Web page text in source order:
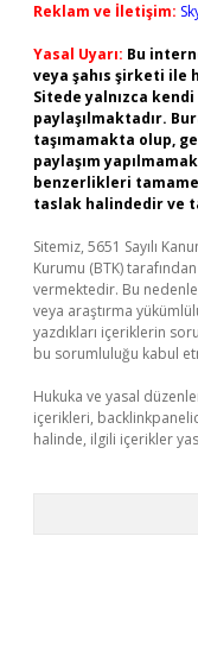
Reklam ve İletişim:
Yasal Uyarı: Bu
veya şahıs şirketi ile
Sitede yalnızca kendi
paylaşılmaktadır.
taşımamakta olup,
paylaşım
benzerlikleri
taslak halindedir ve
Sitemiz, 5651 Sayılı
Kurumu (BTK)
vermektedir. Bu
veya araştırma
yazdıkları içeriklerin
bu sorumluluğu kabul
Hukuka ve yasal
içerikleri,
halinde, ilgili içerikler